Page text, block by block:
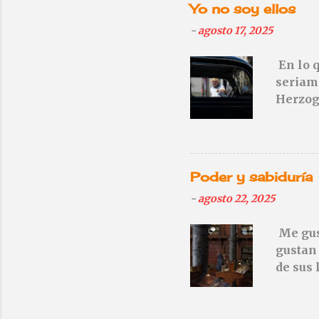
r
i
o
Yo no soy ellos
-agosto 17, 2025
En lo
Un
Poder y sabiduría
-agosto 22, 2025
Me
de sus
sido